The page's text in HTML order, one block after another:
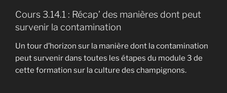
Cours 3.14.1 : Récap’ des manières dont peut
survenir la contamination
Un tour d’horizon sur la manière dont la contamination
peut survenir dans toutes les étapes du module 3 de
cette formation sur la culture des champignons.